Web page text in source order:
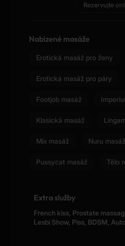
Rezervujte
Nabízené masáže
Erotická masáž pro ženy
Erotická masáž pro páry
Footjob masáž
Klasická masáž
Mix masáž Nuru masáž
Pussycat masáž Tělo
Extra služby
French kiss, Prostate
Lesbi Show, Piss, BDSM,